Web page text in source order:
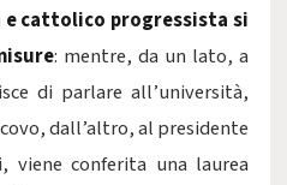
e cattolico progressista si
: mentre, da un lato, a
di parlare all’università,
dall’altro, al presidente
viene conferita una laurea